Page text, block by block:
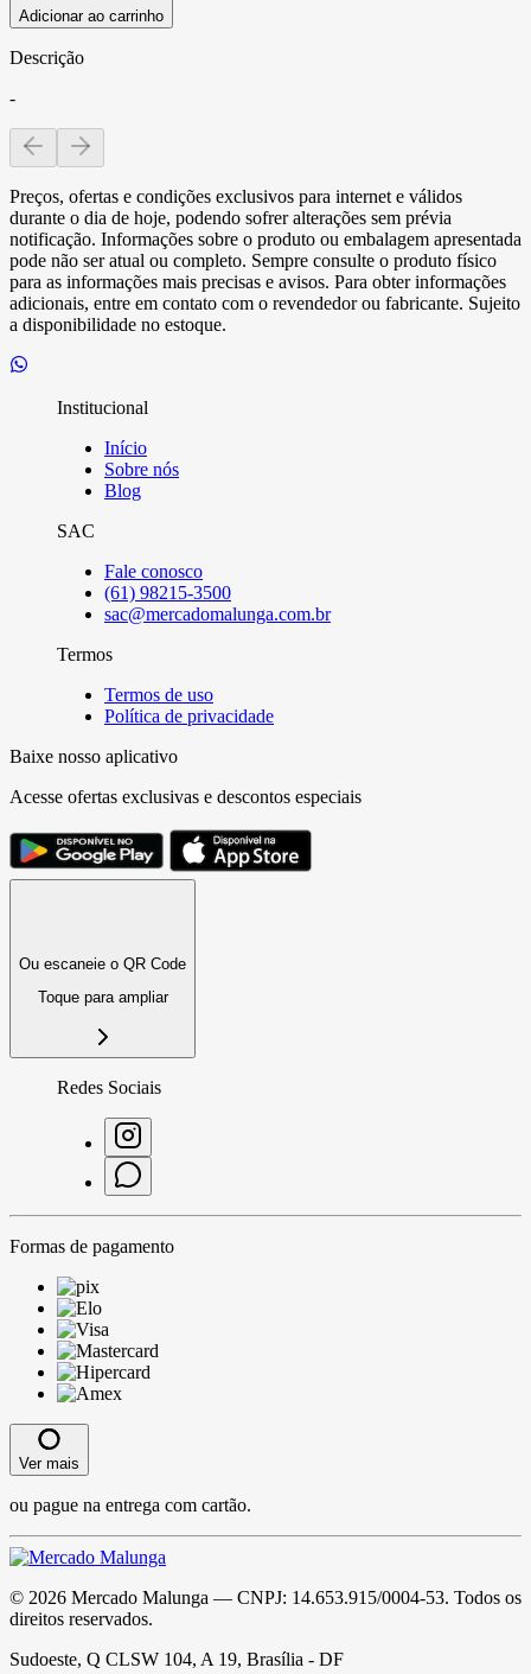
Adicionar ao carrinho
Descrição
-
Preços, ofertas e condições exclusivos para internet e válidos
durante o dia de hoje, podendo sofrer alterações sem prévia
notificação. Informações sobre o produto ou embalagem apresentada
pode não ser atual ou completo. Sempre consulte o produto físico
para as informações mais precisas e avisos. Para obter informações
adicionais, entre em contato com o revendedor ou fabricante. Sujeito
a disponibilidade no estoque.
Institucional
Início
Sobre nós
Blog
SAC
Fale conosco
(61) 98215-3500
sac@mercadomalunga.com.br
Termos
Termos de uso
Política de privacidade
Baixe nosso aplicativo
Acesse ofertas exclusivas e descontos especiais
Ou escaneie o QR Code
Toque para ampliar
Redes Sociais
Formas de pagamento
Ver mais
ou pague na entrega com cartão.
© 2026 Mercado Malunga — CNPJ: 14.653.915/0004-53. Todos os
direitos reservados.
Sudoeste, Q CLSW 104, A 19, Brasília - DF